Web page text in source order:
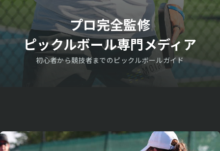
プロ完全監修
ピックルボール専門メディア
初心者から競技者までのピックルボールガイド